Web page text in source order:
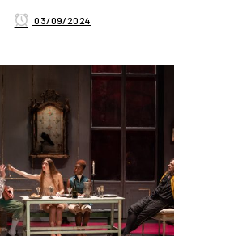
03/09/2024